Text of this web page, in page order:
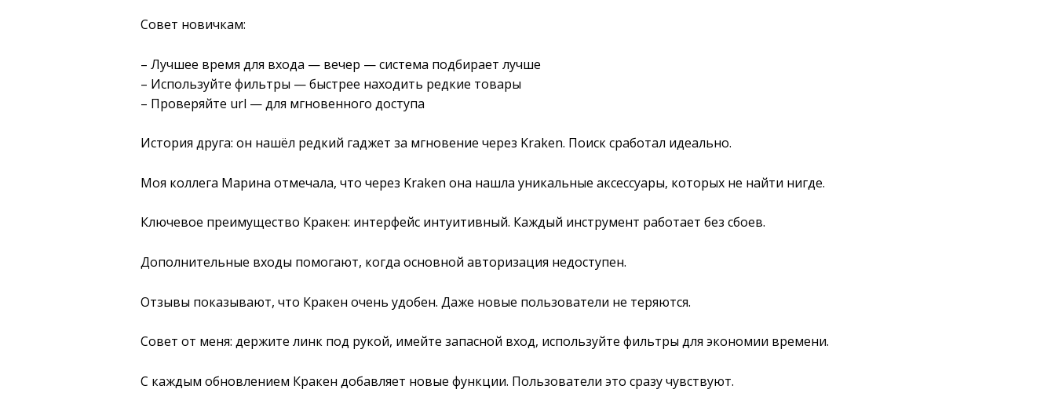
Совет новичкам:
– Лучшее время для входа — вечер — система подбирает лучше
– Используйте фильтры — быстрее находить редкие товары
– Проверяйте url — для мгновенного доступа
История друга: он нашёл редкий гаджет за мгновение через Kraken. Поиск сработал идеально.
Моя коллега Марина отмечала, что через Kraken она нашла уникальные аксессуары, которых не найти нигде.
Ключевое преимущество Кракен: интерфейс интуитивный. Каждый инструмент работает без сбоев.
Дополнительные входы помогают, когда основной авторизация недоступен.
Отзывы показывают, что Кракен очень удобен. Даже новые пользователи не теряются.
Совет от меня: держите линк под рукой, имейте запасной вход, используйте фильтры для экономии времени.
С каждым обновлением Кракен добавляет новые функции. Пользователи это сразу чувствуют.